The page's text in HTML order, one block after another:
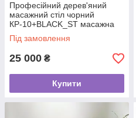
Професійний дерев'яний
масажний стіл чорний
КР-10+BLACK_ST масажна
кушетка 2 секції
Під замовлення
25 000 ₴
Купити